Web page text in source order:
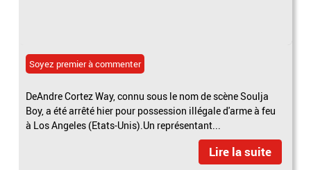
Soyez premier à commenter
DeAndre Cortez Way, connu sous le nom de scène Soulja
Boy, a été arrêté hier pour possession illégale d'arme à feu
à Los Angeles (Etats-Unis).Un représentant...
Lire la suite